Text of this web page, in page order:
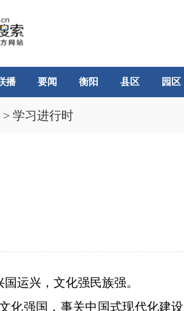
播 要闻 衡阳 县区 园区
> 学习进行时
国运兴，文化强民族强。
化强国，事关中国式现代化建